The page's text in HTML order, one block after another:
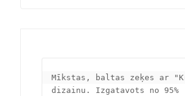
Mīkstas, baltas zeķes ar
dizainu. Izgatavots no 95%